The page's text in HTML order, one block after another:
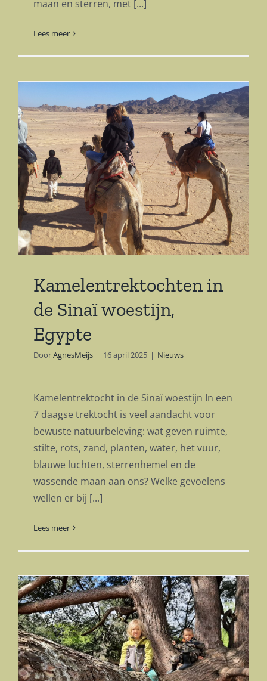
maan en sterren, met [...]
Lees meer
Kamelentrektochten in
de Sinaï woestijn,
Egypte
DoorAgnesMeijs | 16 april 2025 | Nieuws
Kamelentrektocht in de Sinaï woestijn In een
7 daagse trektocht is veel aandacht voor
bewuste natuurbeleving: wat geven ruimte,
stilte, rots, zand, planten, water, het vuur,
blauwe luchten, sterrenhemel en de
wassende maan aan ons? Welke gevoelens
wellen er bij [...]
Lees meer